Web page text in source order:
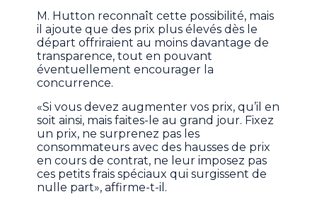
M. Hutton reconnaît cette possibilité, mais
il ajoute que des prix plus élevés dès le
départ offriraient au moins davantage de
transparence, tout en pouvant
éventuellement encourager la
concurrence.
«Si vous devez augmenter vos prix, qu’il en
soit ainsi, mais faites-le au grand jour. Fixez
un prix, ne surprenez pas les
consommateurs avec des hausses de prix
en cours de contrat, ne leur imposez pas
ces petits frais spéciaux qui surgissent de
nulle part», affirme-t-il.